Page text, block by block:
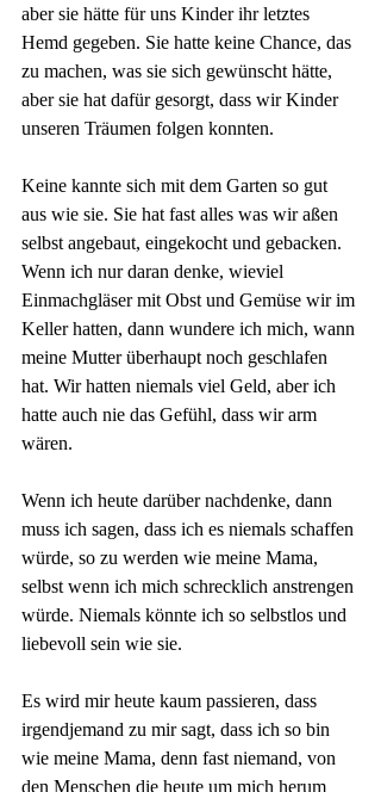
aber sie hätte für uns Kinder ihr letztes
Hemd gegeben. Sie hatte keine Chance, das
zu machen, was sie sich gewünscht hätte,
aber sie hat dafür gesorgt, dass wir Kinder
unseren Träumen folgen konnten.
Keine kannte sich mit dem Garten so gut
aus wie sie. Sie hat fast alles was wir aßen
selbst angebaut, eingekocht und gebacken.
Wenn ich nur daran denke, wieviel
Einmachgläser mit Obst und Gemüse wir im
Keller hatten, dann wundere ich mich, wann
meine Mutter überhaupt noch geschlafen
hat. Wir hatten niemals viel Geld, aber ich
hatte auch nie das Gefühl, dass wir arm
wären.
Wenn ich heute darüber nachdenke, dann
muss ich sagen, dass ich es niemals schaffen
würde, so zu werden wie meine Mama,
selbst wenn ich mich schrecklich anstrengen
würde. Niemals könnte ich so selbstlos und
liebevoll sein wie sie.
Es wird mir heute kaum passieren, dass
irgendjemand zu mir sagt, dass ich so bin
wie meine Mama, denn fast niemand, von
den Menschen die heute um mich herum